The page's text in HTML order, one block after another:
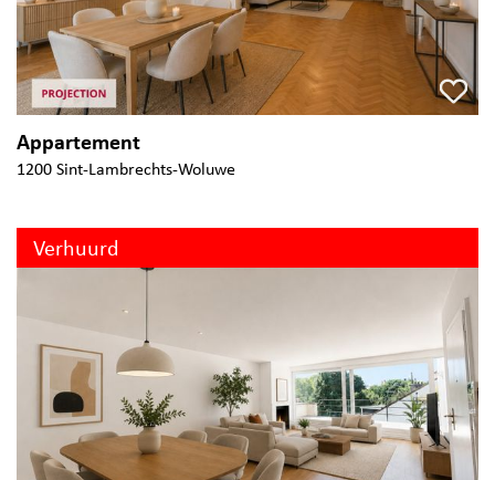
Appartement
1200 Sint-Lambrechts-Woluwe
Verhuurd